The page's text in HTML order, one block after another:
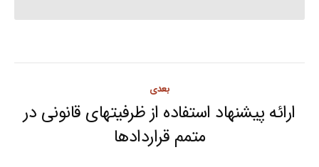
navigation
بعدی
Next
post:
ارائه پیشنهاد استفاده از ظرفیتهای قانونی در
متمم قراردادها